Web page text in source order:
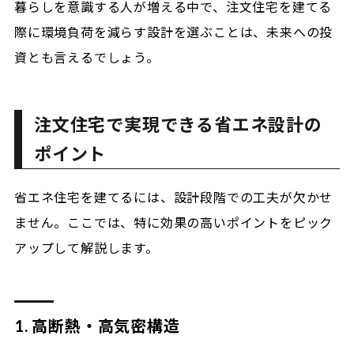
暮らしを意識する人が増える中で、注文住宅を建てる
際に環境負荷を減らす設計を選ぶことは、未来への投
資とも言えるでしょう。
注文住宅で実現できる省エネ設計の
ポイント
省エネ住宅を建てるには、設計段階での工夫が欠かせ
ません。ここでは、特に効果の高いポイントをピック
アップして解説します。
1. 高断熱・高気密構造